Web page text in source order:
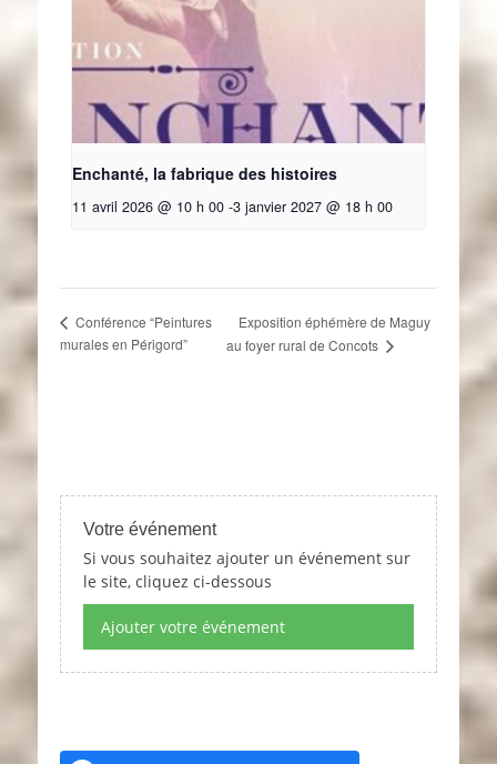
Enchanté, la fabrique des histoires
11 avril 2026 @ 10 h 00 -3 janvier 2027 @ 18 h 00
Conférence “Peintures
murales en Périgord”
Exposition éphémère de Maguy
au foyer rural de Concots
Votre événement
Si vous souhaitez ajouter un événement sur
le site, cliquez ci-dessous
Ajouter votre événement